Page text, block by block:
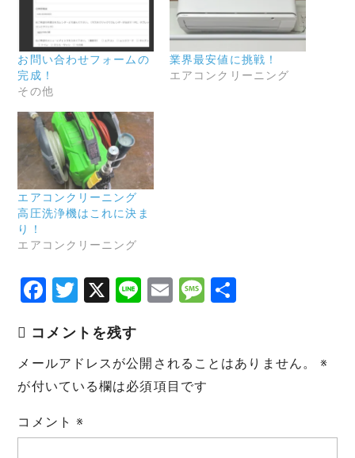
お問い合わせフォームの
完成！
その他
業界最安値に挑戦！
エアコンクリーニング
エアコンクリーニング
高圧洗浄機はこれに決ま
り！
エアコンクリーニング
F
c
e
b
o
o
T
it
te
r
X
Li E
l
M
s
a
e
コメントを残す
メールアドレスが公開されることはありません。
※
が付いている欄は必須項目です
コメント※